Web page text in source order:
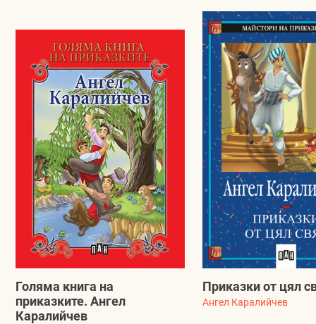
Голяма книга на
приказките. Ангел
Каралийчев
Приказки от цял
Ангел Каралийчев